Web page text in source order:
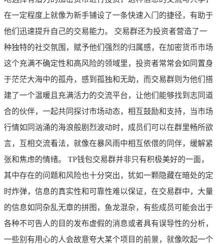
在一定程度上就像为新手铺设了一条快速入门的捷径，有助于
他们迅速提升自己的交易能力。 交易群还为投资者营造了一
种独特的社交氛围，赋予他们强烈的归属感，在加密货币市场
这个充满不确定性和高风险的领域里，投资者常常会如同置身
于茫茫大海中的孤舟，感到孤独和无助，而交易群则为他们搭
建了一个温暖且充满活力的交流平台，让他们能够找到志同道
合的伙伴，一起共同探讨市场动态，相互鼓励和支持，当市场
行情如同汹涌的海浪般剧烈波动时，成员们可以在群里畅所欲
言，互相交流看法，就像在暴风雨中相互依偎的同伴，缓解紧
张和焦虑的情绪。 TP钱包交易群并非只有积极美好的一面，
其中存在的问题和风险也十分突出，犹如一颗隐藏在暗处的定
时炸弹，信息的真实性和可靠性难以保证，在交易群中，大量
的信息如同杂乱无章的拼图，鱼龙混杂，有些成员可能会出于
各种不可告人的目的发布虚假的消息或者具有误导性的分析，
一些别有用心的人会故意夸大某个项目的前景，就像吹起一个